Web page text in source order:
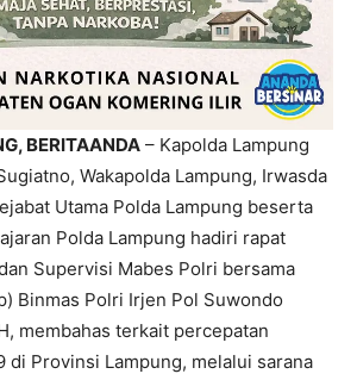
BERITAANDA – Kapolda Lampung
Wakapolda Lampung, Irwasda
Utama Polda Lampung beserta
Polda Lampung hadiri rapat
Supervisi Mabes Polri bersama
Binmas Polri Irjen Pol Suwondo
membahas terkait percepatan
di Provinsi Lampung, melalui sarana